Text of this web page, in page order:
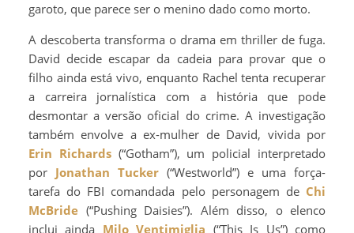
garoto, que parece ser o menino dado como morto.
A descoberta transforma o drama em thriller de fuga.
David decide escapar da cadeia para provar que o
filho ainda está vivo, enquanto Rachel tenta recuperar
a carreira jornalística com a história que pode
desmontar a versão oficial do crime. A investigação
também envolve a ex-mulher de David, vivida por
Erin Richards(“Gotham”), um policial interpretado
por Jonathan Tucker (“Westworld”) e uma força-
tarefa do FBI comandada pelo personagem de Chi
McBride (“Pushing Daisies”). Além disso, o elenco
inclui ainda Milo Ventimiglia (“This Is Us”) como